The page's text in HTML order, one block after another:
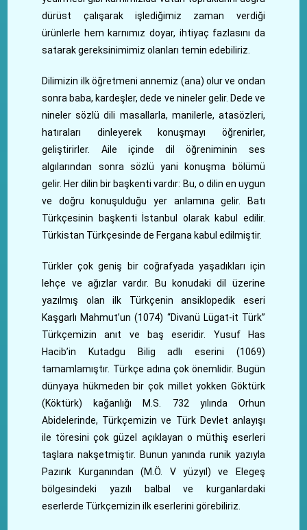
dürüst çalışarak işlediğimiz zaman verdiği
ürünlerle hem karnımız doyar, ihtiyaç fazlasını da
satarak gereksinimimiz olanları temin edebiliriz.
Dilimizin ilk öğretmeni annemiz (ana) olur ve ondan
sonra baba, kardeşler, dede ve nineler gelir. Dede ve
nineler sözlü dili masallarla, manilerle, atasözleri,
hatıraları dinleyerek konuşmayı öğrenirler,
geliştirirler. Aile içinde dil öğreniminin ses
algılarından sonra sözlü yani konuşma bölümü
gelir. Her dilin bir başkenti vardır: Bu, o dilin en uygun
ve doğru konuşulduğu yer anlamına gelir. Batı
Türkçesinin başkenti İstanbul olarak kabul edilir.
Türkistan Türkçesinde de Fergana kabul edilmiştir.
Türkler çok geniş bir coğrafyada yaşadıkları için
lehçe ve ağızlar vardır. Bu konudaki dil üzerine
yazılmış olan ilk Türkçenin ansiklopedik eseri
Kaşgarlı Mahmut’un (1074) “Divanü Lügat-it Türk”
Türkçemizin anıt ve baş eseridir. Yusuf Has
Hacib’in Kutadgu Bilig adlı eserini (1069)
tamamlamıştır. Türkçe adına çok önemlidir. Bugün
dünyaya hükmeden bir çok millet yokken Göktürk
(Köktürk) kağanlığı M.S. 732 yılında Orhun
Abidelerinde, Türkçemizin ve Türk Devlet anlayışı
ile töresini çok güzel açıklayan o müthiş eserleri
taşlara nakşetmiştir. Bunun yanında runik yazıyla
Pazırık Kurganından (M.Ö. V yüzyıl) ve Elegeş
bölgesindeki yazılı balbal ve kurganlardaki
eserlerde Türkçemizin ilk eserlerini görebiliriz.